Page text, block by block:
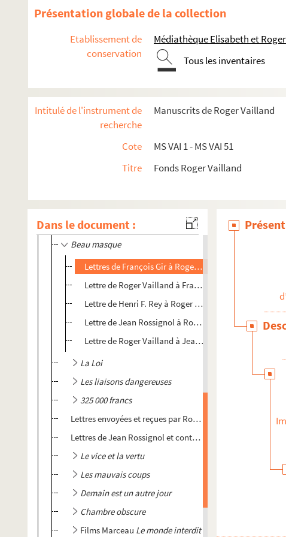
Présentation globale de la collection
Etablissement de
conservation
Médiathèque Elisabeth et
Tous les inventaires
Intitulé de l'instrument de
recherche
Manuscrits de Roger Vailland
Cote
MS VAI 1 - MS VAI 51
Titre
Fonds Roger Vailland
Dans le document :
MS VAI 20, 21. Voyages
MS VAI 22a.
La Réunion
, première partie
MS VAI 22b.La Réunion, deuxième partie
MS VAI 23. Cinéma : courriers et contrats
Photocopies de coupures de presse à propos de Roger
Courriers et contrats à propos de scénarios et d'adaptations
Contrat de France-Cinéma pour Roger Vailland à propos
La capitale s'appelle Varsovie
Contrats avec Wien-Film pour le film "93"
Bel Ami
Beau masque
Lettres de François Gir à Roger Vailland
Lettre de Roger Vailland à François Gir
Lettre de Henri F. Rey à Roger Vailland
Lettre de Jean Rossignol à Roger Vailland
Lettre de Roger Vailland à Jean Rossignol
La Loi
Les liaisons dangereuses
325 000 francs
Lettres envoyées et reçues par Roger Vailland et Jean
Lettres de Jean Rossignol et contrat pour l'adaptation
Le vice et la vertu
Les mauvais coups
Demain est un autre jour
Chambre obscure
Films Marceau Le monde interdit